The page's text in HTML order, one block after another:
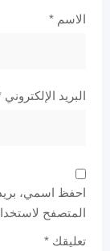
الاسم *
البريد الإلكتروني
احفظ اسمي،
المتصفح
تعليقك *